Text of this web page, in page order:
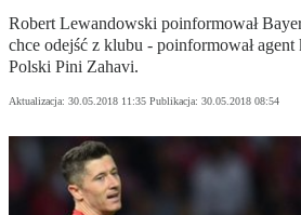
Robert Lewandowski poinformował
chce odejść z klubu - poinformował agent
Polski Pini Zahavi.
Aktualizacja: 30.05.2018 11:35 Publikacja: 30.05.2018 08:54